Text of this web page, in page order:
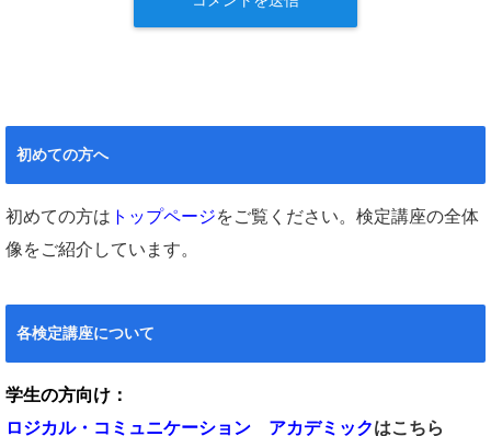
初めての方へ
初めての方は トップページをご覧ください。検定講座の全体
像をご紹介しています。
各検定講座について
学生の方向け：
ロジカル・コミュニケーション アカデミックはこちら